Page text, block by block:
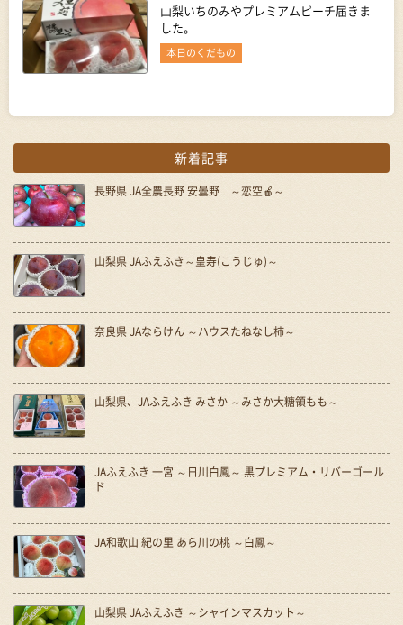
山梨いちのみやプレミアムピーチ届きま
した。
本日のくだもの
新着記事
長野県 JA全農長野 安曇野 ～恋空🍎～
山梨県 JAふえふき～皇寿(こうじゅ)～
奈良県 JAならけん ～ハウスたねなし柿～
山梨県、JAふえふき みさか ～みさか大糖領もも～
JAふえふき 一宮 ～日川白鳳～ 黒プレミアム・リバーゴール
ド
JA和歌山 紀の里 あら川の桃 ～白鳳～
山梨県 JAふえふき ～シャインマスカット～